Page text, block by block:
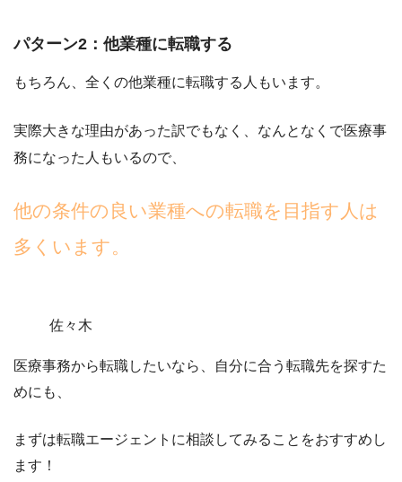
パターン2：他業種に転職する
もちろん、全くの他業種に転職する人もいます。
実際大きな理由があった訳でもなく、なんとなくで医療事
務になった人もいるので、
他の条件の良い業種への転職を目指す人は
多くいます。
佐々木
医療事務から転職したいなら、自分に合う転職先を探すた
めにも、
まずは転職エージェントに相談してみることをおすすめし
ます！